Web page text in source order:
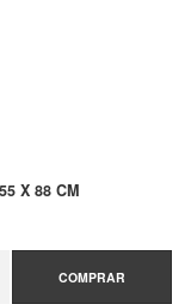
X 88 CM
COMPRAR